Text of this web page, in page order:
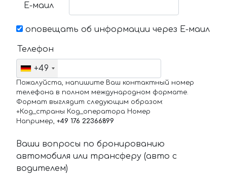
Е-маил
оповещать об информации через Е-маил
Телефон
+49
Пожалуйста, напишите Ваш контактный номер
телефона в полном международном формате.
Формат выглядит следующим образом:
+Код_страны Код_оператора Номер
Например, +49 176 22366899
Ваши вопросы по бронированию
автомобиля или трансферу (авто с
водителем)